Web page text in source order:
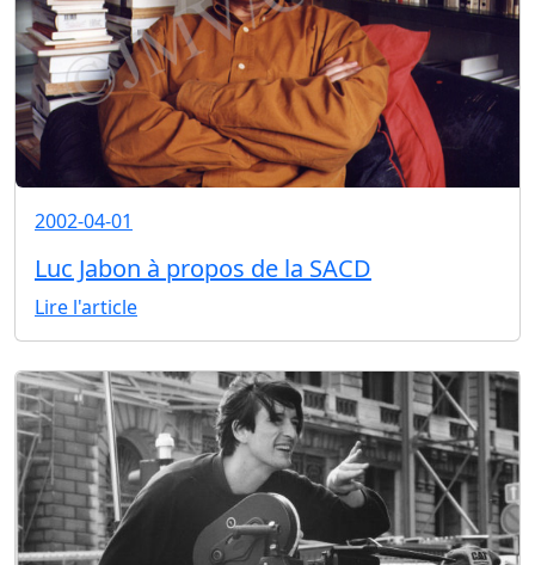
2002-04-01
Luc Jabon à propos de la SACD
Lire l'article